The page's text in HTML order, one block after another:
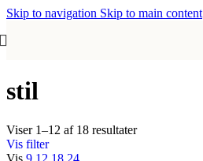
Skip to navigation Skip to main content
stil
Viser 1–12 af 18 resultater
Vis filter
Vis 9 12 18 24